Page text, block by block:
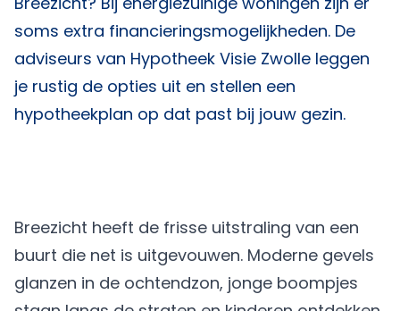
soms extra financieringsmogelijkheden. De
adviseurs van Hypotheek Visie Zwolle leggen
je rustig de opties uit en stellen een
hypotheekplan op dat past bij jouw gezin.
Breezicht heeft de frisse uitstraling van een
buurt die net is uitgevouwen. Moderne gevels
glanzen in de ochtendzon, jonge boompjes